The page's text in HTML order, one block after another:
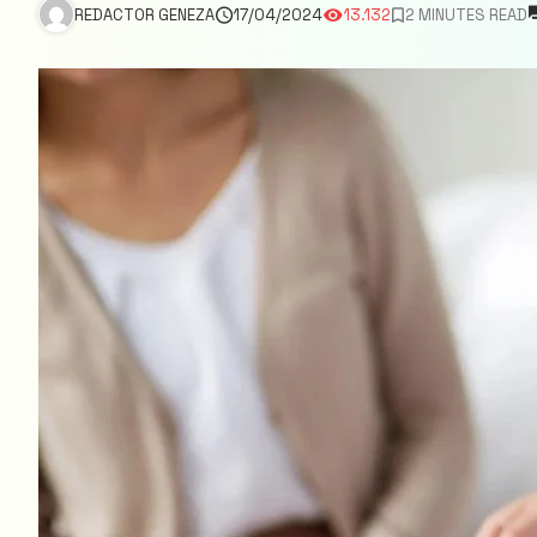
REDACTOR GENEZA 17/04/2024 13.132 2 MINUTES READ